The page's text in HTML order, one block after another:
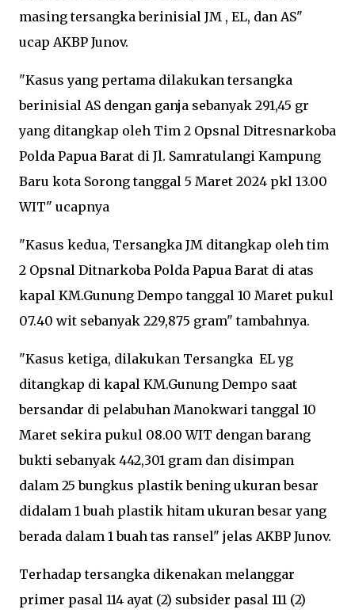
masing tersangka berinisial JM , EL, dan AS"
ucap AKBP Junov.
"Kasus yang pertama dilakukan tersangka
berinisial AS dengan ganja sebanyak 291,45 gr
yang ditangkap oleh Tim 2 Opsnal Ditresnarkoba
Polda Papua Barat di Jl. Samratulangi Kampung
Baru kota Sorong tanggal 5 Maret 2024 pkl 13.00
WIT" ucapnya
"Kasus kedua, Tersangka JM ditangkap oleh tim
2 Opsnal Ditnarkoba Polda Papua Barat di atas
kapal KM.Gunung Dempo tanggal 10 Maret pukul
07.40 wit sebanyak 229,875 gram" tambahnya.
"Kasus ketiga, dilakukan Tersangka EL yg
ditangkap di kapal KM.Gunung Dempo saat
bersandar di pelabuhan Manokwari tanggal 10
Maret sekira pukul 08.00 WIT dengan barang
bukti sebanyak 442,301 gram dan disimpan
dalam 25 bungkus plastik bening ukuran besar
didalam 1 buah plastik hitam ukuran besar yang
berada dalam 1 buah tas ransel" jelas AKBP Junov.
Terhadap tersangka dikenakan melanggar
primer pasal 114 ayat (2) subsider pasal 111 (2)